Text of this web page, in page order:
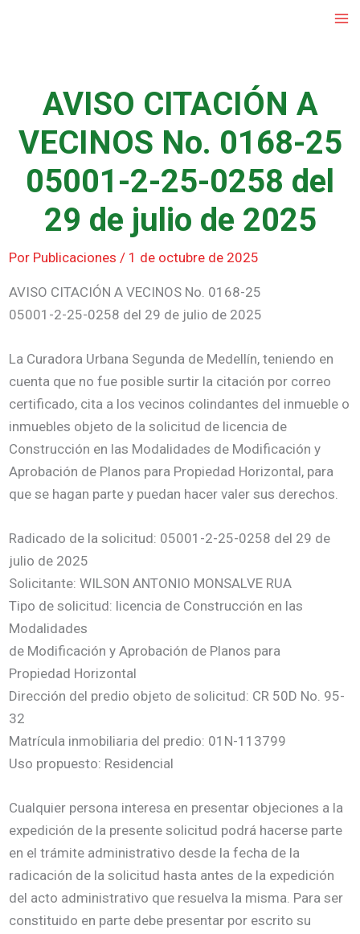
AVISO CITACIÓN A
VECINOS No. 0168-25
05001-2-25-0258 del
29 de julio de 2025
Por Publicaciones / 1 de octubre de 2025
AVISO CITACIÓN A VECINOS No. 0168-25
05001-2-25-0258 del 29 de julio de 2025
La Curadora Urbana Segunda de Medellín, teniendo en
cuenta que no fue posible surtir la citación por correo
certificado, cita a los vecinos colindantes del inmueble o
inmuebles objeto de la solicitud de licencia de
Construcción en las Modalidades de Modificación y
Aprobación de Planos para Propiedad Horizontal, para
que se hagan parte y puedan hacer valer sus derechos.
Radicado de la solicitud: 05001-2-25-0258 del 29 de
julio de 2025
Solicitante: WILSON ANTONIO MONSALVE RUA
Tipo de solicitud: licencia de Construcción en las
Modalidades
de Modificación y Aprobación de Planos para
Propiedad Horizontal
Dirección del predio objeto de solicitud: CR 50D No. 95-
32
Matrícula inmobiliaria del predio: 01N-113799
Uso propuesto: Residencial
Cualquier persona interesa en presentar objeciones a la
expedición de la presente solicitud podrá hacerse parte
en el trámite administrativo desde la fecha de la
radicación de la solicitud hasta antes de la expedición
del acto administrativo que resuelva la misma. Para ser
constituido en parte debe presentar por escrito su